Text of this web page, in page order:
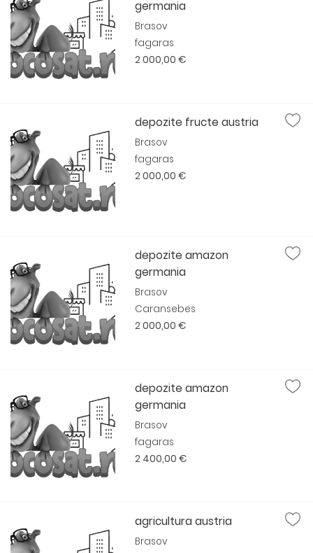
germania
Brasov
fagaras
2 000,00 €
depozite fructe austria
Brasov
fagaras
2 000,00 €
depozite amazon
germania
Brasov
Caransebes
2 000,00 €
depozite amazon
germania
Brasov
fagaras
2 400,00 €
agricultura austria
Brasov